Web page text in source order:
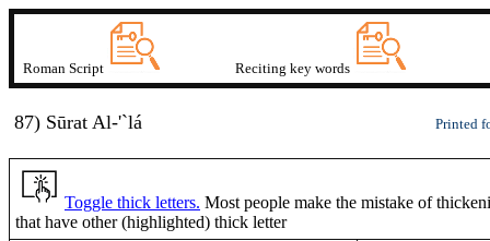
Roman Script Reciting key words
87) Sūrat Al-'`lá Printed
Toggle thick letters. Most people make the mistake of
that have other (highlighted) thick letter